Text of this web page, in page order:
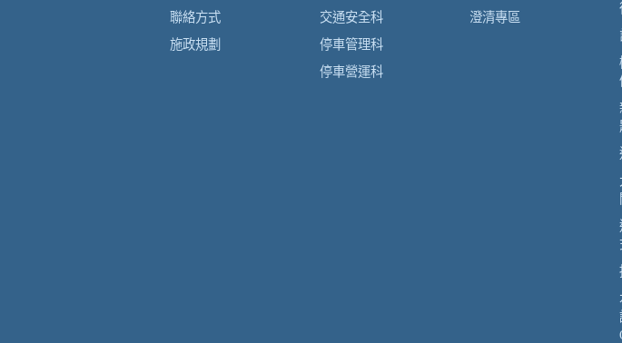
聯絡方式
施政規劃
交通安全科
停車管理科
停車營運科
澄清專區